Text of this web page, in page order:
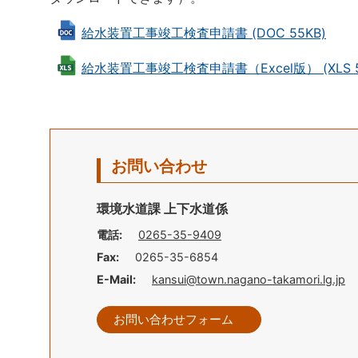
給水装置工事竣工検査申請書 (DOC 55KB)
給水装置工事竣工検査申請書（Excel版） (XLS
お問い合わせ
環境水道課 上下水道係
電話:
0265-35-9409
Fax:
0265-35-6854
E-Mail:
kansui@town.nagano-takamori.lg.jp
お問い合わせフォーム